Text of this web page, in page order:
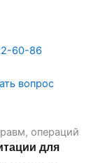
60-86
вопрос
операций
для